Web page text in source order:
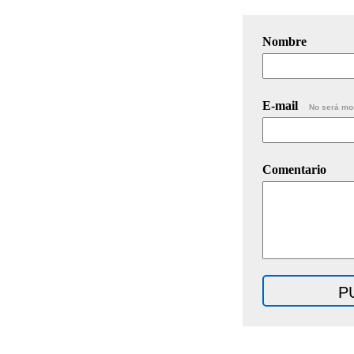
Nombre
E-mail No será
Comentario